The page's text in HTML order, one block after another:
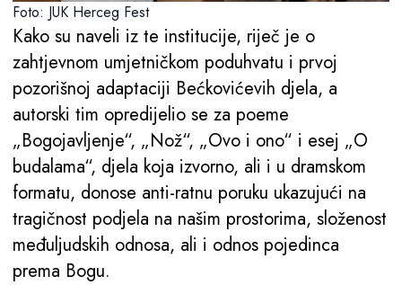
Foto: JUK Herceg Fest
Kako su naveli iz te institucije, riječ je o
zahtjevnom umjetničkom poduhvatu i prvoj
pozorišnoj adaptaciji Bećkovićevih djela, a
autorski tim opredijelio se za poeme
„Bogojavljenje“, „Nož“, „Ovo i ono“ i esej „O
budalama“, djela koja izvorno, ali i u dramskom
formatu, donose anti-ratnu poruku ukazujući na
tragičnost podjela na našim prostorima, složenost
međuljudskih odnosa, ali i odnos pojedinca
prema Bogu.